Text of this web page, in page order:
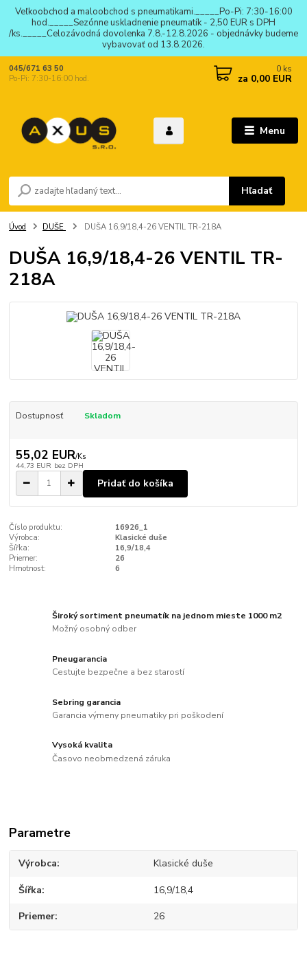
Veľkoobchod a maloobchod s pneumatikami._____Po-Pi: 7:30-16:00
hod._____Sezónne uskladnenie pneumatík - 2,50 EUR s DPH
/ks._____Celozávodná dovolenka 7.8.-12.8.2026 - objednávky budeme
vybavovať od 13.8.2026.
Menu
Hľadať
045/671 63 50
Po-Pi: 7:30-16:00 hod.
0 ks
za 0,00 EUR
Úvod DUŠE DUŠA 16,9/18,4-26 VENTIL TR-218A
DUŠA 16,9/18,4-26 VENTIL TR-
218A
Dostupnosť Skladom
55,02 EUR/Ks
44,73 EUR bez DPH
Pridať do košíka
Číslo produktu:
16926_1
Výrobca:
Klasické duše
Šířka:
16,9/18,4
Priemer:
26
Hmotnost:
6
Široký sortiment pneumatík na jednom mieste 1000 m2
Možný osobný odber
Pneugarancia
Cestujte bezpečne a bez starostí
Sebring garancia
Garancia výmeny pneumatiky pri poškodení
Vysoká kvalita
Časovo neobmedzená záruka
Parametre
Výrobca Klasické duše
Šířka 16,9/18,4
Priemer 26